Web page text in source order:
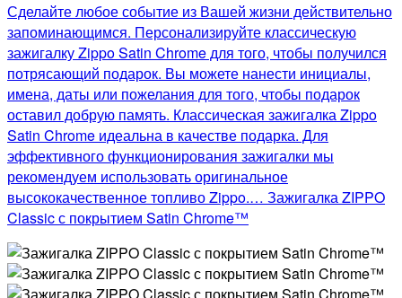
Сделайте любое событие из Вашей жизни действительно
запоминающимся. Персонализируйте классическую
зажигалку Zippo Satin Chrome для того, чтобы получился
потрясающий подарок. Вы можете нанести инициалы,
имена, даты или пожелания для того, чтобы подарок
оставил добрую память. Классическая зажигалка Zippo
Satin Chrome идеальна в качестве подарка. Для
эффективного функционирования зажигалки мы
рекомендуем использовать оригинальное
высококачественное топливо Zippo.… Зажигалка ZIPPO
Classic с покрытием Satin Chrome™